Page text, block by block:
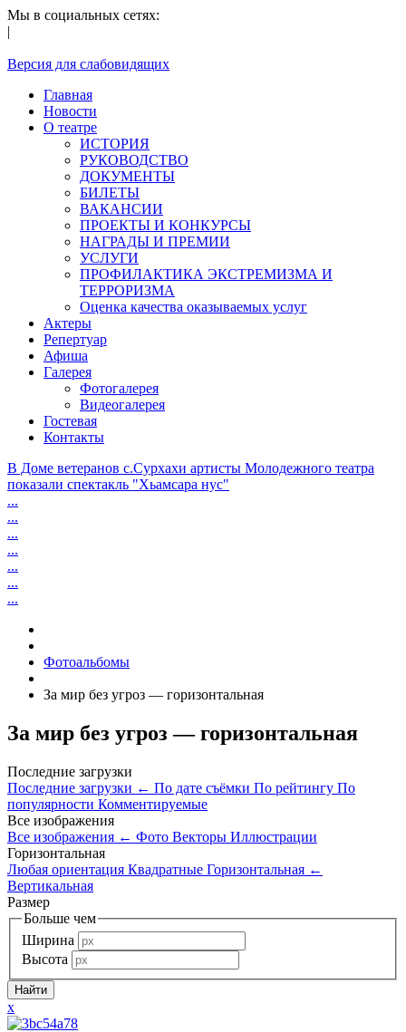
Мы в социальных сетях:
|
Версия для слабовидящих
Главная
Новости
О театре
ИСТОРИЯ
РУКОВОДСТВО
ДОКУМЕНТЫ
БИЛЕТЫ
ВАКАНСИИ
ПРОЕКТЫ И КОНКУРСЫ
НАГРАДЫ И ПРЕМИИ
УСЛУГИ
ПРОФИЛАКТИКА ЭКСТРЕМИЗМА И
ТЕРРОРИЗМА
Оценка качества оказываемых услуг
Актеры
Репертуар
Афиша
Галерея
Фотогалерея
Видеогалерея
Гостевая
Контакты
В Доме ветеранов с.Сурхахи артисты Молодежного театра
показали спектакль "Хьамсара нус"
...
...
...
...
...
...
...
Фотоальбомы
За мир без угроз — горизонтальная
За мир без угроз — горизонтальная
Последние загрузки
Последние загрузки ← По дате съёмки По рейтингу По
популярности Комментируемые
Все изображения
Все изображения ← Фото Векторы Иллюстрации
Горизонтальная
Любая ориентация Квадратные Горизонтальная ←
Вертикальная
Размер
Больше чем
Ширина
Высота
x